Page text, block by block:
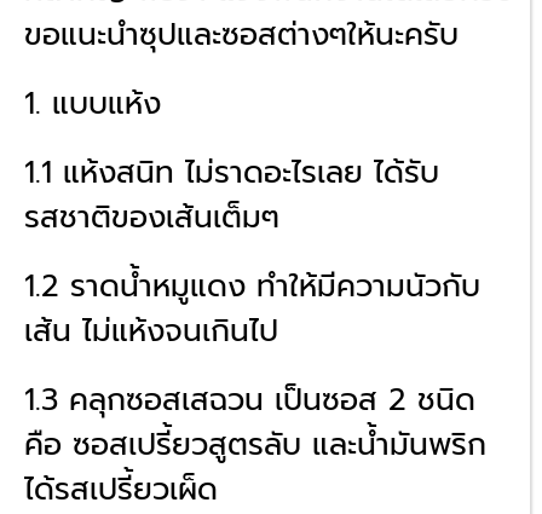
ขอแนะนำซุปและซอสต่างๆให้นะครับ
1. แบบแห้ง
1.1 แห้งสนิท ไม่ราดอะไรเลย ได้รับ
รสชาติของเส้นเต็มๆ
1.2 ราดน้ำหมูแดง ทำให้มีความนัวกับ
เส้น ไม่แห้งจนเกินไป
1.3 คลุกซอสเสฉวน เป็นซอส 2 ชนิด
คือ ซอสเปรี้ยวสูตรลับ และน้ำมันพริก
ได้รสเปรี้ยวเผ็ด